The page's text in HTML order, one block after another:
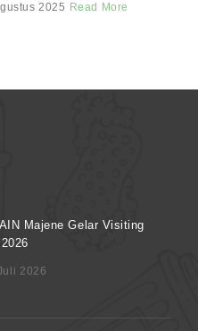
2025 Read More
Majene Gelar Visiting
2026